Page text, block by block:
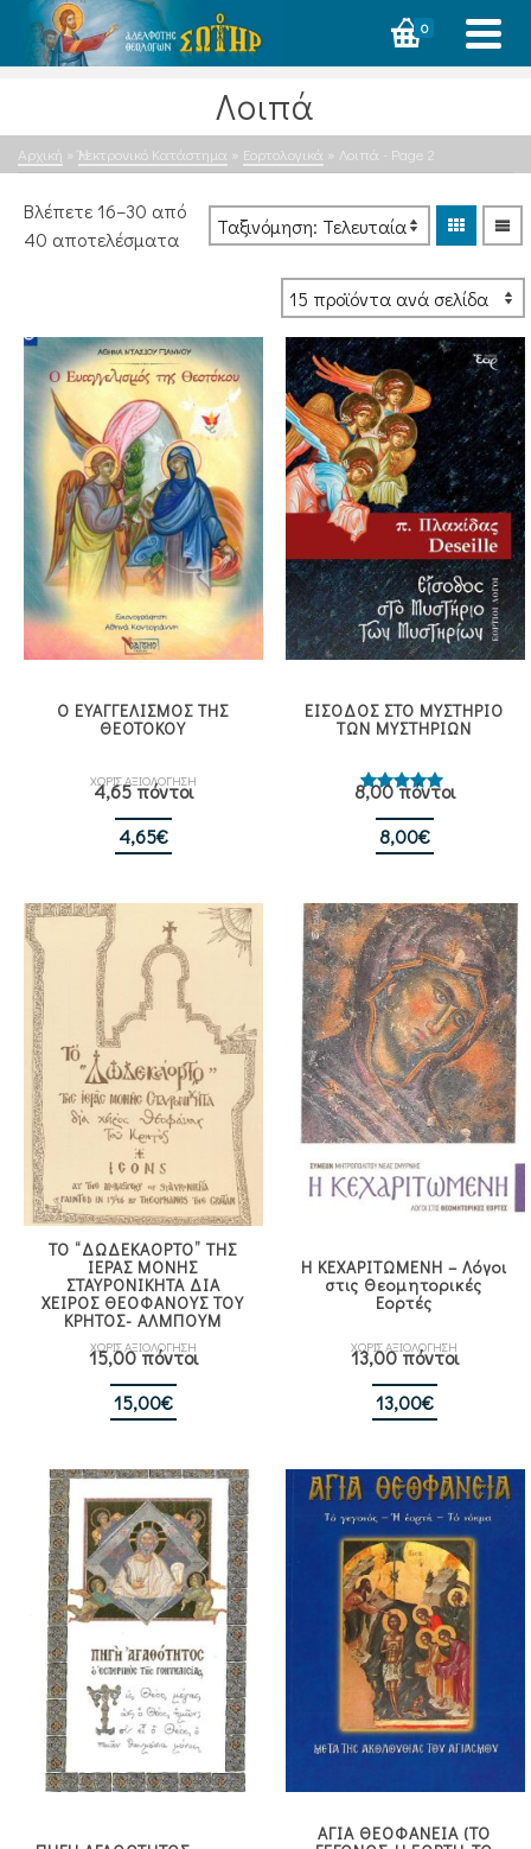
0
Λοιπά
Αρχική » Ἠλεκτρονικό Κατάστημα » Εορτολογικά » Λοιπά - Page 2
Βλέπετε 16–30 από
40 αποτελέσματαSorted
Ο ΕΥΑΓΓΕΛΙΣΜΟΣ ΤΗΣ
ΘΕΟΤΟΚΟΥ
ΧΩΡΙΣ ΑΞΙΟΛΟΓΗΣΗ
4,65 πόντοι
4,65€
ΕΙΣΟΔΟΣ ΣΤΟ ΜΥΣΤΗΡΙΟ
ΤΩΝ ΜΥΣΤΗΡΙΩΝ
Βαθμολογήθηκε
με5.00
από 5
8,00 πόντοι
8,00€
ΤΟ “ΔΩΔΕΚΑΟΡΤΟ” ΤΗΣ
ΙΕΡΑΣ ΜΟΝΗΣ
ΣΤΑΥΡΟΝΙΚΗΤΑ ΔΙΑ
ΧΕΙΡΟΣ ΘΕΟΦΑΝΟΥΣ ΤΟΥ
ΚΡΗΤΟΣ- ΑΛΜΠΟΥΜ
ΧΩΡΙΣ ΑΞΙΟΛΟΓΗΣΗ
15,00 πόντοι
15,00€
Η ΚΕΧΑΡΙΤΩΜΕΝΗ – Λόγοι
στις Θεομητορικές
Εορτές
ΧΩΡΙΣ ΑΞΙΟΛΟΓΗΣΗ
13,00 πόντοι
13,00€
ΑΓΙΑ ΘΕΟΦΑΝΕΙΑ (ΤΟ